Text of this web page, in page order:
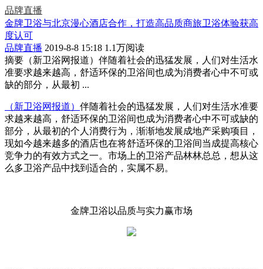
品牌直播
金牌卫浴与北京漫心酒店合作，打造高品质商旅卫浴体验获高
度认可
品牌直播 2019-8-8 15:18 1.1万阅读
摘要 （新卫浴网报道）伴随着社会的迅猛发展，人们对生活水
准要求越来越高，舒适环保的卫浴间也成为消费者心中不可或
缺的部分，从最初 ...
（新卫浴网报道） 伴随着社会的迅猛发展，人们对生活水准要
求越来越高，舒适环保的卫浴间也成为消费者心中不可或缺的
部分，从最初的个人消费行为，渐渐地发展成地产采购项目，
现如今越来越多的酒店也在将舒适环保的卫浴间当成提高核心
竞争力的有效方式之一。市场上的卫浴产品林林总总，想从这
么多卫浴产品中找到适合的，实属不易。
金牌卫浴以品质与实力赢市场